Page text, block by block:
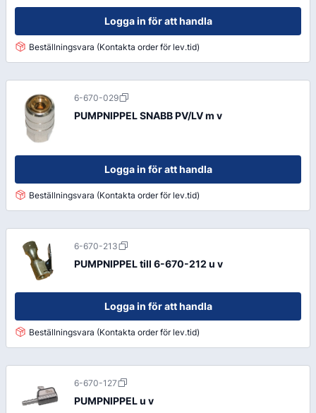
Logga in för att handla
Beställningsvara (Kontakta order för lev.tid)
6-670-029
PUMPNIPPEL SNABB PV/LV m v
Logga in för att handla
Beställningsvara (Kontakta order för lev.tid)
6-670-213
PUMPNIPPEL till 6-670-212 u v
Logga in för att handla
Beställningsvara (Kontakta order för lev.tid)
6-670-127
PUMPNIPPEL u v